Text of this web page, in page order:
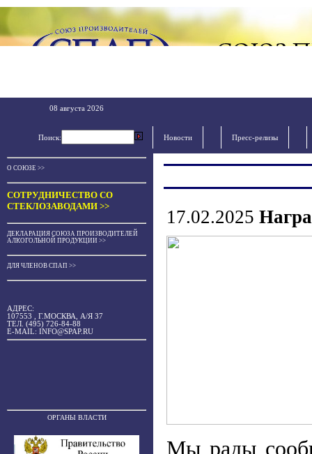
08 августа 2026
Поиск: Новости Пресс-релизы
О СОЮЗЕ >>
СОТРУДНИЧЕСТВО СО
СТЕКЛОЗАВОДАМИ >>
ДЕКЛАРАЦИЯ СОЮЗА ПРОИЗВОДИТЕЛЕЙ
АЛКОГОЛЬНОЙ ПРОДУКЦИИ >>
ДЛЯ ЧЛЕНОВ СПАП >>
АДРЕС:
107553 , Г.МОСКВА, А/Я 37
ТЕЛ. (495) 726-84-88
E-MAIL: INFO@SPAP.RU
ОРГАНЫ ВЛАСТИ
17.02.2025
Мы рады